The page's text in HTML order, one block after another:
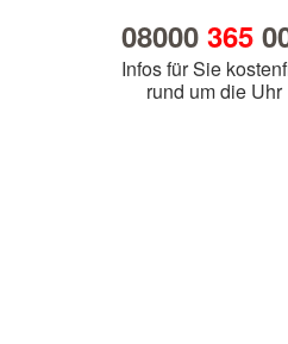
08000 365
Infos für Sie
rund um die Uhr